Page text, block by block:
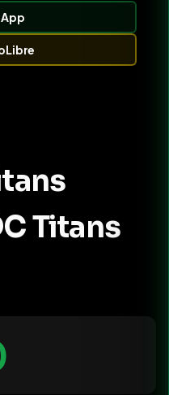
Titans